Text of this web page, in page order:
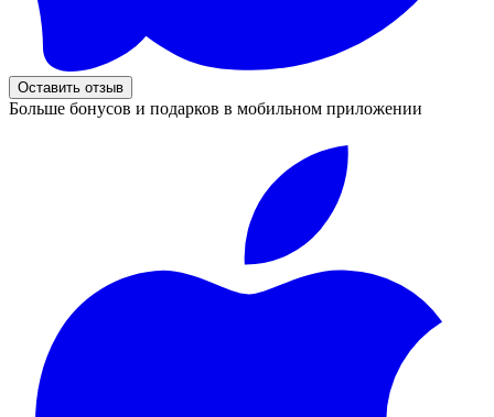
Оставить отзыв
Больше бонусов и подарков в мобильном приложении